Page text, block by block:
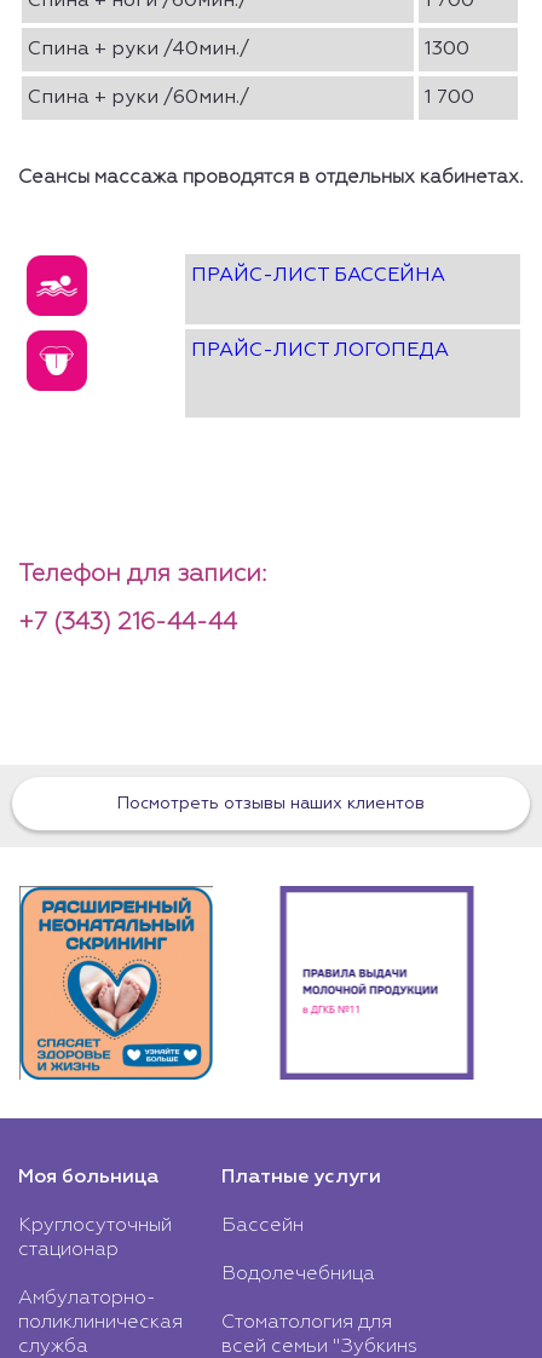
Спина + руки /40мин./ 1300
Спина + руки /60мин./ 1 700
Сеансы массажа проводятся в отдельных кабинетах.
ПРАЙС-ЛИСТ БАССЕЙНА
ПРАЙС-ЛИСТ ЛОГОПЕДА
Телефон для записи:
+7 (343) 216-44-44
Посмотреть отзывы наших клиентов
Моя больница
Круглосуточный
стационар
Амбулаторно-
поликлиническая
служба
Платные услуги
Бассейн
Водолечебница
Стоматология для
всей семьи "Зубкинs